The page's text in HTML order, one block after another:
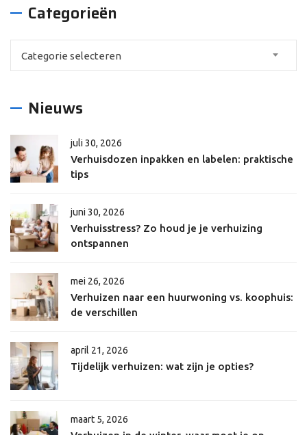
Categorieën
Categorie selecteren
Nieuws
juli 30, 2026
Verhuisdozen inpakken en labelen: praktische
tips
juni 30, 2026
Verhuisstress? Zo houd je je verhuizing
ontspannen
mei 26, 2026
Verhuizen naar een huurwoning vs. koophuis:
de verschillen
april 21, 2026
Tijdelijk verhuizen: wat zijn je opties?
maart 5, 2026